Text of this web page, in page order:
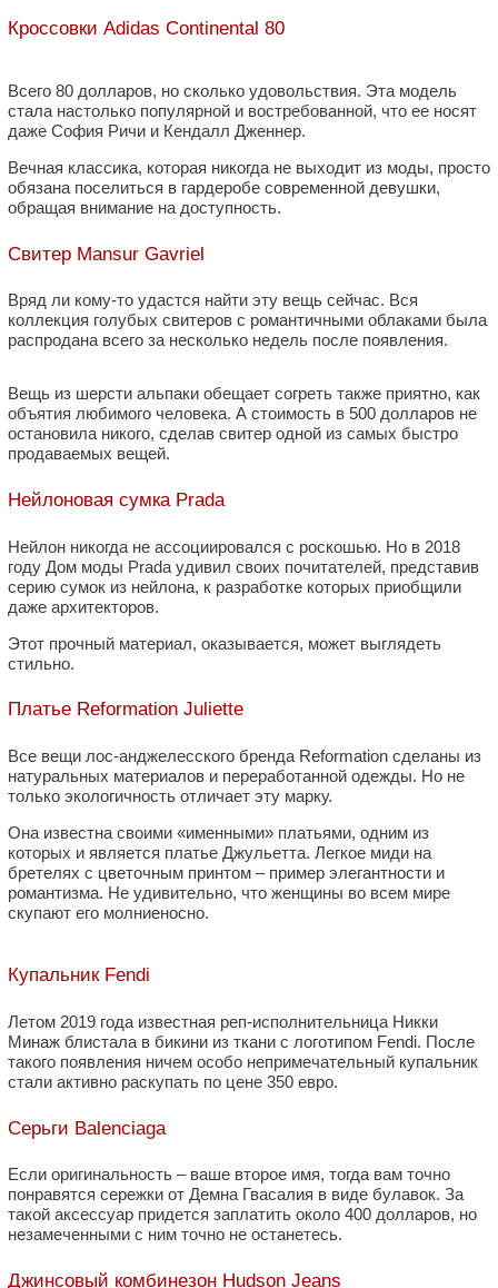
Кроссовки Adidas Continental 80
Всего 80 долларов, но сколько удовольствия. Эта модель
стала настолько популярной и востребованной, что ее носят
даже София Ричи и Кендалл Дженнер.
Вечная классика, которая никогда не выходит из моды, просто
обязана поселиться в гардеробе современной девушки,
обращая внимание на доступность.
Свитер Mansur Gavriel
Вряд ли кому-то удастся найти эту вещь сейчас. Вся
коллекция голубых свитеров с романтичными облаками была
распродана всего за несколько недель после появления.
Вещь из шерсти альпаки обещает согреть также приятно, как
объятия любимого человека. А стоимость в 500 долларов не
остановила никого, сделав свитер одной из самых быстро
продаваемых вещей.
Нейлоновая сумка Prada
Нейлон никогда не ассоциировался с роскошью. Но в 2018
году Дом моды Prada удивил своих почитателей, представив
серию сумок из нейлона, к разработке которых приобщили
даже архитекторов.
Этот прочный материал, оказывается, может выглядеть
стильно.
Платье Reformation Juliette
Все вещи лос-анджелесского бренда Reformation сделаны из
натуральных материалов и переработанной одежды. Но не
только экологичность отличает эту марку.
Она известна своими «именными» платьями, одним из
которых и является платье Джульетта. Легкое миди на
бретелях с цветочным принтом – пример элегантности и
романтизма. Не удивительно, что женщины во всем мире
скупают его молниеносно.
Купальник Fendi
Летом 2019 года известная реп-исполнительница Никки
Минаж блистала в бикини из ткани с логотипом Fendi. После
такого появления ничем особо непримечательный купальник
стали активно раскупать по цене 350 евро.
Серьги Balenciaga
Если оригинальность – ваше второе имя, тогда вам точно
понравятся сережки от Демна Гвасалия в виде булавок. За
такой аксессуар придется заплатить около 400 долларов, но
незамеченными с ним точно не останетесь.
Джинсовый комбинезон Hudson Jeans